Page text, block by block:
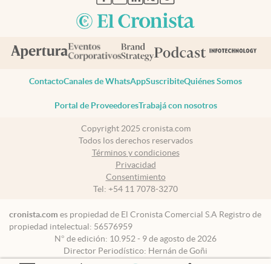
ContactoCanales de WhatsAppSuscribiteQuiénes Somos
Portal de ProveedoresTrabajá con nosotros
Copyright 2025 cronista.com
Todos los derechos reservados
Términos y condiciones
Privacidad
Consentimiento
Tel: +54 11 7078-3270
cronista.com es propiedad de El Cronista Comercial S.A Registro de
propiedad intelectual: 56576959
N° de edición: 10.952 - 9 de agosto de 2026
Director Periodístico: Hernán de Goñi